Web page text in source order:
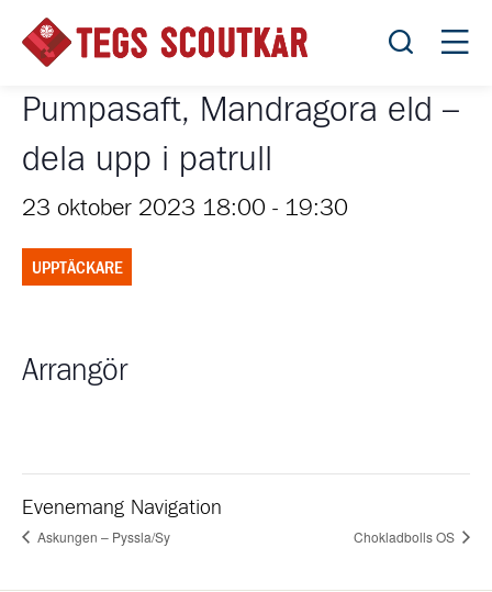
Öppna
Pumpasaft, Mandragora eld –
dela upp i patrull
23 oktober 2023 18:00 - 19:30
UPPTÄCKARE
Arrangör
Evenemang Navigation
Askungen – Pyssla/Sy Chokladbolls OS